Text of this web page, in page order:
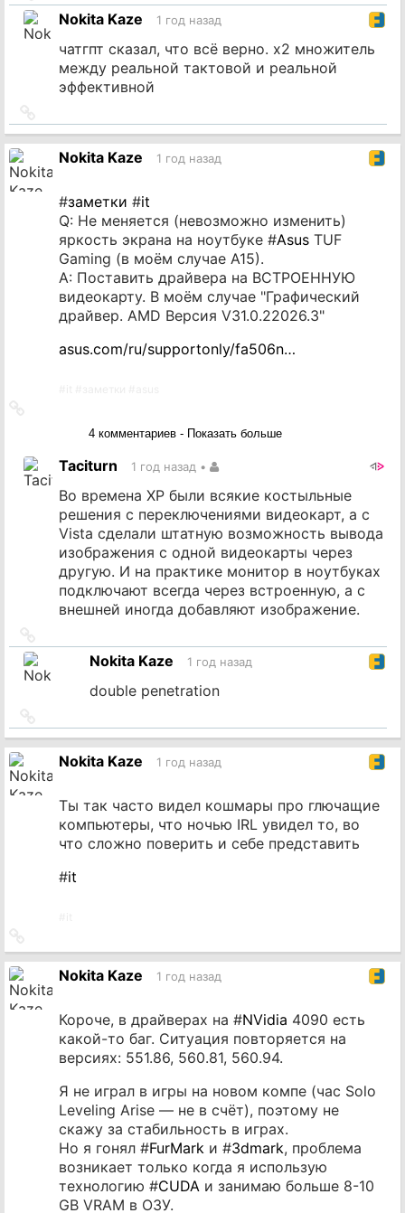
на
источник
Nokita Kaze 1 год назад
чатгпт сказал, что всё верно. x2 множитель
между реальной тактовой и реальной
эффективной
на
источник
Nokita Kaze 1 год назад
#заметки #it
Q: Не меняется (невозможно изменить)
яркость экрана на ноутбуке #Asus TUF
Gaming (в моём случае A15).
A: Поставить драйвера на ВСТРОЕННУЮ
видеокарту. В моём случае "Графический
драйвер. AMD Версия V31.0.22026.3"
asus.com/ru/supportonly/fa506n…
4 комментариев - Показать больше
Taciturn 1 год назад •
Во времена XP были всякие костыльные
решения с переключениями видеокарт, а с
Vista сделали штатную возможность вывода
изображения с одной видеокарты через
другую. И на практике монитор в ноутбуках
подключают всегда через встроенную, а с
внешней иногда добавляют изображение.
на
источникNokita Kaze 1 год назад
double penetration
на
источник
Nokita Kaze 1 год назад
Ты так часто видел кошмары про глючащие
компьютеры, что ночью IRL увидел то, во
что сложно поверить и себе представить
#it
на
источникNokita Kaze 1 год назад
Короче, в драйверах на #NVidia 4090 есть
какой-то баг. Ситуация повторяется на
версиях: 551.86, 560.81, 560.94.
Я не играл в игры на новом компе (час Solo
Leveling Arise — не в счёт), поэтому не
скажу за стабильность в играх.
Но я гонял #FurMark и #3dmark, проблема
возникает только когда я использую
технологию #CUDA и занимаю больше 8-10
GB VRAM в ОЗУ.